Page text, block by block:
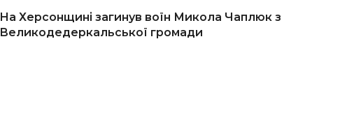
На Херсонщині загинув воїн Микола Чаплюк з
Великодедеркальської громади